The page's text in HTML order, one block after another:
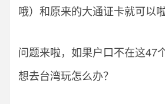
哦）和原来的大通证卡就可以啦
问题来啦，如果户口不在这47
想去台湾玩怎么办？